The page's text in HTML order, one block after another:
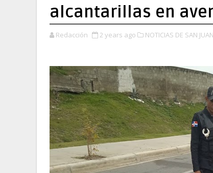
alcantarillas en
Redacción 2 years ago NOTICIAS DE SAN